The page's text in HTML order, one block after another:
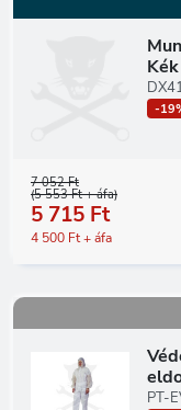
-
7 052 Ft
(5 553 Ft + áfa)
5 715 Ft
4 500 Ft + áfa
PT-